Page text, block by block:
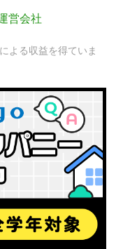
営会社
よる収益を得ていま